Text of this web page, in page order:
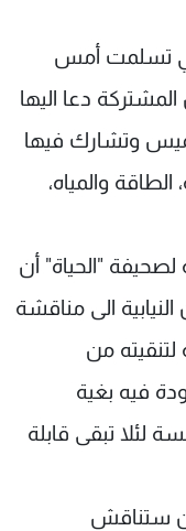
تسلمت أمس
دعا اليها
وتشارك فيها
الطاقة والمياه،
"الحياة" أن
الى مناقشة
من
فيه بغية
لئلا تبقى قابلة
ستناقش